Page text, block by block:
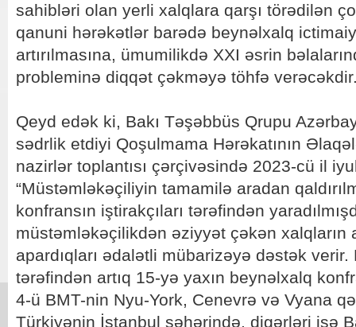
sahibləri olan yerli xalqlara qarşı törədilən
qanuni hərəkətlər barədə beynəlxalq
artırılmasına, ümumilikdə XXI əsrin
probleminə diqqət çəkməyə töhfə
Qeyd edək ki, Bakı Təşəbbüs Qrupu
sədrlik etdiyi Qoşulmama Hərəkatının
nazirlər toplantısı çərçivəsində 2023-cü il
“Müstəmləkəçiliyin tamamilə aradan
konfransın iştirakçıları tərəfindən
müstəmləkəçilikdən əziyyət çəkən xalqların
apardıqları ədalətli mübarizəyə dəstək
tərəfindən artıq 15-yə yaxın beynəlxalq
4-ü BMT-nin Nyu-York, Cenevrə və Vyana
Türkiyənin İstanbul şəhərində, digərləri isə